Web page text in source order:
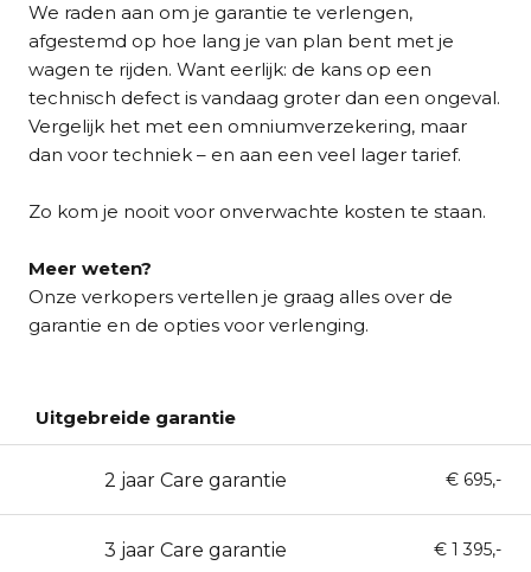
We raden aan om je garantie te verlengen,
afgestemd op hoe lang je van plan bent met je
wagen te rijden. Want eerlijk: de kans op een
technisch defect is vandaag groter dan een ongeval.
Vergelijk het met een omniumverzekering, maar
dan voor techniek – en aan een veel lager tarief.
Zo kom je nooit voor onverwachte kosten te staan.
Meer weten?
Onze verkopers vertellen je graag alles over de
garantie en de opties voor verlenging.
Uitgebreide garantie
2 jaar Care garantie € 695,-
3 jaar Care garantie € 1 395,-